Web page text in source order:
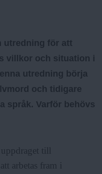
utredning för att
villkor och situation i
utredning börja
och tidigare
språk. Varför behövs
till
arbetas fram i